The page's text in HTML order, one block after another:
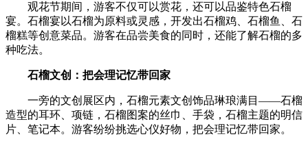
观花节期间，游客不仅可以赏花，还可以品鉴特色石榴
宴。石榴宴以石榴为原料或灵感，开发出石榴鸡、石榴鱼、石
榴糕等创意菜品。游客在品尝美食的同时，还能了解石榴的多
种吃法。
石榴文创：把会理记忆带回家
一旁的文创展区内，石榴元素文创饰品琳琅满目——石榴
造型的耳环、项链，石榴图案的丝巾、手袋，石榴主题的明信
片、笔记本。游客纷纷挑选心仪好物，把会理记忆带回家。